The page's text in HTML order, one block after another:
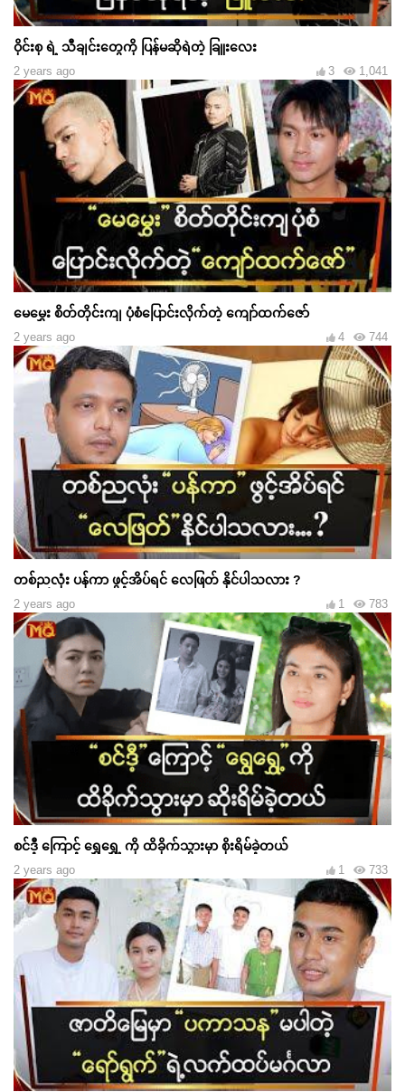
ဝိုင်းစု ရဲ့ သီချင်းတွေကို ပြန်မဆိုရဲတဲ့ ခြူးလေး
2 years ago 1,041
3
မေမွှေး စိတ်တိုင်းကျ ပုံစံပြောင်းလိုက်တဲ့ ကျော်ထက်ဇော်
2 years ago 744
4
တစ်ညလုံး ပန်ကာ ဖွင့်အိပ်ရင် လေဖြတ် နိုင်ပါသလား ?
2 years ago 783
1
စင်ဒီ့ ကြောင့် ရွှေရွှေ့ ကို ထိခိုက်သွားမှာ စိုးရိမ်ခဲ့တယ်
2 years ago 733
1